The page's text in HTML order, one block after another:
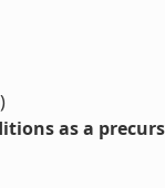
as a